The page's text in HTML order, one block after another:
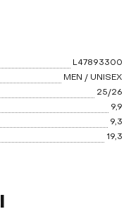
L47893300
MEN / UNISEX
25/26
9,9
9,3
19,3